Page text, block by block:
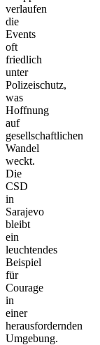
verlaufen
die
Events
oft
friedlich
unter
Polizeischutz,
was
Hoffnung
auf
gesellschaftlichen
Wandel
weckt.
Die
CSD
in
Sarajevo
bleibt
ein
leuchtendes
Beispiel
für
Courage
in
einer
herausfordernden
Umgebung.